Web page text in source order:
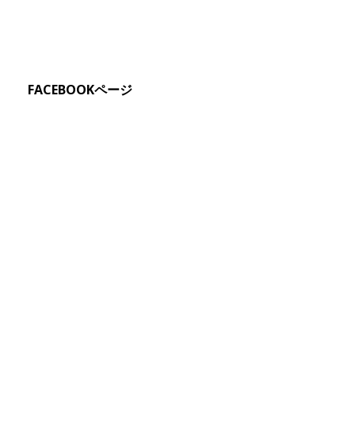
FACEBOOKページ